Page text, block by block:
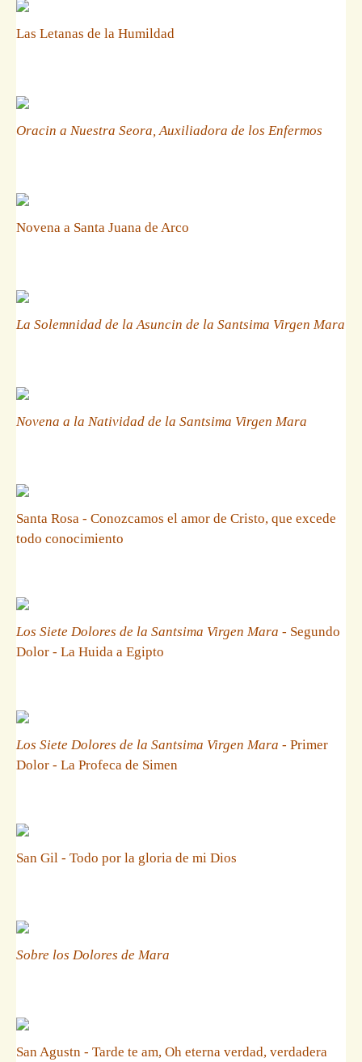
Las Letanas de la Humildad
Oracin a Nuestra Seora, Auxiliadora de los Enfermos
Novena a Santa Juana de Arco
La Solemnidad de la Asuncin de la Santsima Virgen Mara
Novena a la Natividad de la Santsima Virgen Mara
Santa Rosa - Conozcamos el amor de Cristo, que excede
todo conocimiento
Los Siete Dolores de la Santsima Virgen Mara - Segundo
Dolor - La Huida a Egipto
Los Siete Dolores de la Santsima Virgen Mara - Primer
Dolor - La Profeca de Simen
San Gil - Todo por la gloria de mi Dios
Sobre los Dolores de Mara
San Agustn - Tarde te am, Oh eterna verdad, verdadera